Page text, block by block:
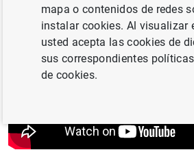
mapa o contenidos de redes
instalar cookies. Al visualizar
usted acepta las cookies de
sus correspondientes
de cookies.